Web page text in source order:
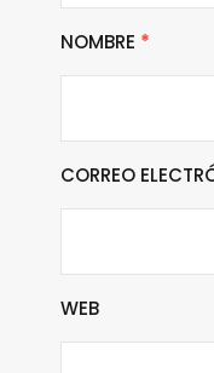
NOMBRE *
CORREO
WEB